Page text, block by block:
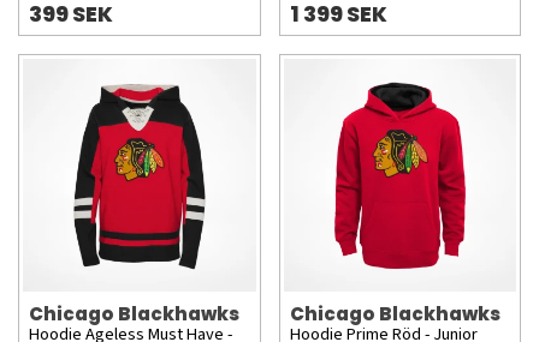
399 SEK 1 399 SEK
Chicago Blackhawks
Hoodie Ageless Must Have -
Chicago Blackhawks
Hoodie Prime Röd - Junior